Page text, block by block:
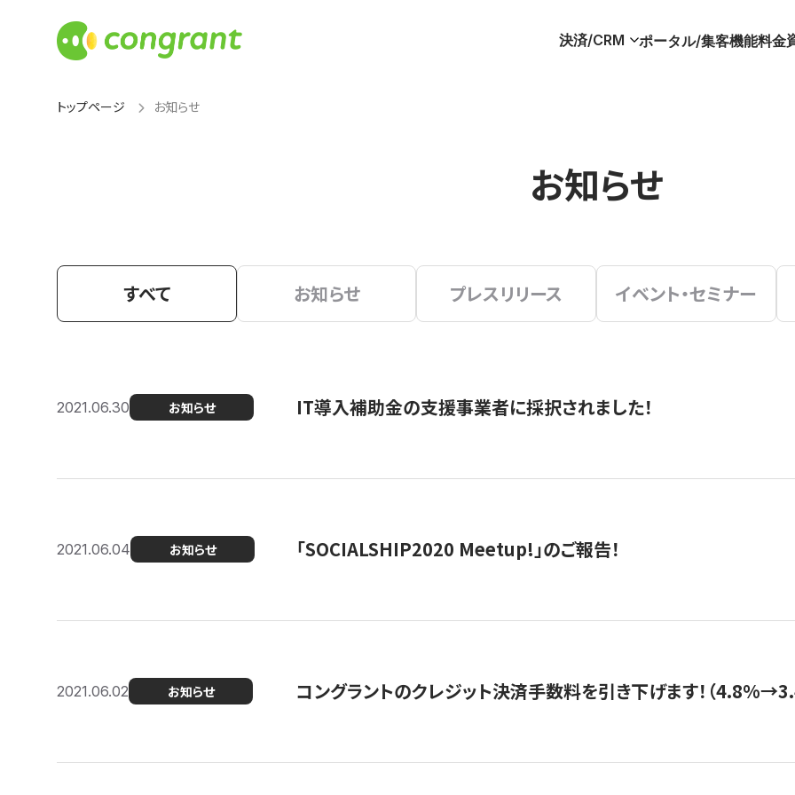
決済/CRM ポータル/集客機能料金
トップページ お知らせ
お知らせ
すべて お知らせ プレスリリース イベント・セミナー
2021.06.30 お知らせ IT導入補助金の支援事業者に採択されました！
2021.06.04 お知らせ 「SOCIALSHIP2020 Meetup!」のご報告！
2021.06.02 お知らせ コングラントのクレジット決済手数料を引き下げます！（